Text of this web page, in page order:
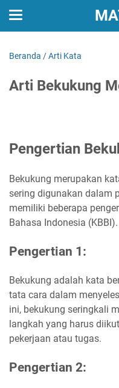
Beranda /Arti Kata
Arti Bekukung
Pengertian
Bekukung merupakan
sering digunakan dalam
memiliki beberapa
Bahasa Indonesia (KBBI).
Pengertian 1:
Bekukung adalah kata
tata cara dalam
ini, bekukung seringkali
langkah yang harus
pekerjaan atau tugas.
Pengertian 2: